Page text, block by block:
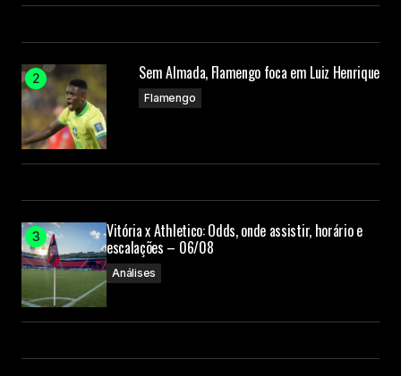
Sem Almada, Flamengo foca em Luiz Henrique
Flamengo
Vitória x Athletico: Odds, onde assistir, horário e
escalações – 06/08
Análises